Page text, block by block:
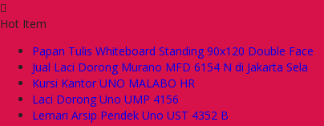
Hot Item
Papan Tulis Whiteboard Standing 90x120 Double Face
Jual Laci Dorong Murano MFD 6154 N di Jakarta Sela
Kursi Kantor UNO MALABO HR
Laci Dorong Uno UMP 4156
Lemari Arsip Pendek Uno UST 4352 B